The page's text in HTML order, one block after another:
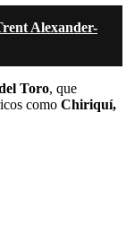
Alexander-
Toro, que
como Chiriquí,